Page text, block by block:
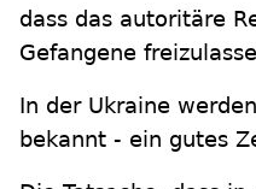
dass das autoritäre
Gefangene
In der Ukraine
bekannt - ein gutes